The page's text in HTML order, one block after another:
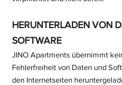
HERUNTERLADEN VON
SOFTWARE
JINO Apartments übernimmt
Fehlerfreiheit von Daten und
den Internetseiten